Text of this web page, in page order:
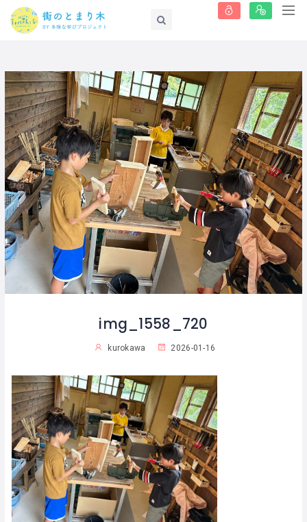
img_1558_720
kurokawa 2026-01-16